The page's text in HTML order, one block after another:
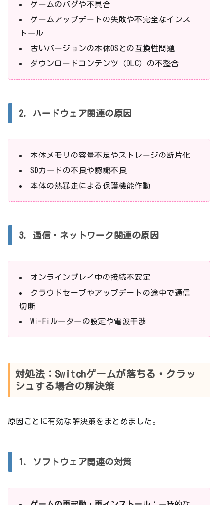
ゲームのバグや不具合
ゲームアップデートの失敗や不完全なインス
トール
古いバージョンの本体OSとの互換性問題
ダウンロードコンテンツ（DLC）の不整合
2. ハードウェア関連の原因
本体メモリの容量不足やストレージの断片化
SDカードの不良や認識不良
本体の熱暴走による保護機能作動
3. 通信・ネットワーク関連の原因
オンラインプレイ中の接続不安定
クラウドセーブやアップデートの途中で通信
切断
Wi-Fiルーターの設定や電波干渉
対処法：Switchゲームが落ちる・クラッ
シュする場合の解決策
原因ごとに有効な解決策をまとめました。
1. ソフトウェア関連の対策